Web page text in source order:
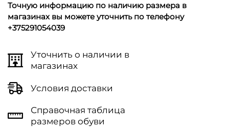
Точную информацию по наличию размера в
магазинах вы можете уточнить по телефону
+375291054039
Уточнить о наличии в
магазинах
Условия доставки
Справочная таблица
размеров обуви